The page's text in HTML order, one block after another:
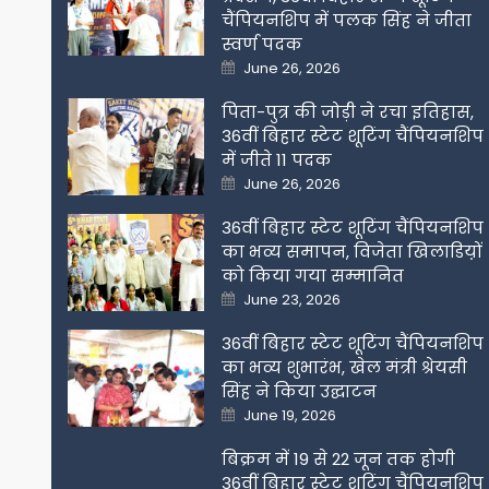
चैंपियनशिप में पलक सिंह ने जीता
स्वर्ण पदक
Posted
on
June 26, 2026
पिता-पुत्र की जोड़ी ने रचा इतिहास,
36वीं बिहार स्टेट शूटिंग चैंपियनशिप
में जीते 11 पदक
Posted
on
June 26, 2026
36वीं बिहार स्टेट शूटिंग चैंपियनशिप
का भव्य समापन, विजेता खिलाडिय़ों
को किया गया सम्मानित
Posted
on
June 23, 2026
36वीं बिहार स्टेट शूटिंग चैंपियनशिप
का भव्य शुभारंभ, खेल मंत्री श्रेयसी
सिंह ने किया उद्घाटन
Posted
on
June 19, 2026
बिक्रम में 19 से 22 जून तक होगी
36वीं बिहार स्टेट शूटिंग चैंपियनशिप